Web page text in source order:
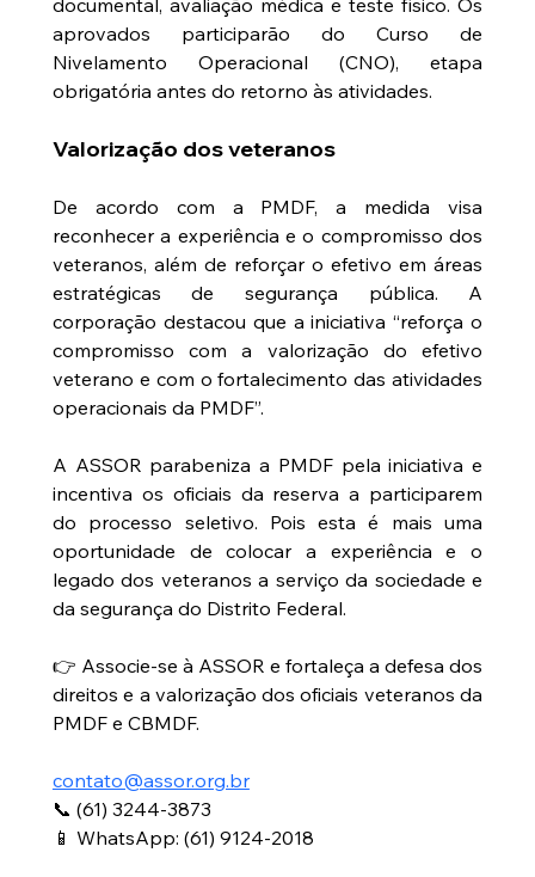
documental, avaliação médica e teste físico. Os
aprovados participarão do Curso de
Nivelamento Operacional (CNO), etapa
obrigatória antes do retorno às atividades.
Valorização dos veteranos
De acordo com a PMDF, a medida visa
reconhecer a experiência e o compromisso dos
veteranos, além de reforçar o efetivo em áreas
estratégicas de segurança pública. A
corporação destacou que a iniciativa “reforça o
compromisso com a valorização do efetivo
veterano e com o fortalecimento das atividades
operacionais da PMDF”.
A ASSOR parabeniza a PMDF pela iniciativa e
incentiva os oficiais da reserva a participarem
do processo seletivo. Pois esta é mais uma
oportunidade de colocar a experiência e o
legado dos veteranos a serviço da sociedade e
da segurança do Distrito Federal.
👉 Associe-se à ASSOR e fortaleça a defesa dos
direitos e a valorização dos oficiais veteranos da
PMDF e CBMDF.
contato@assor.org.br
📞 (61) 3244-3873
📱 WhatsApp: (61) 9124-2018